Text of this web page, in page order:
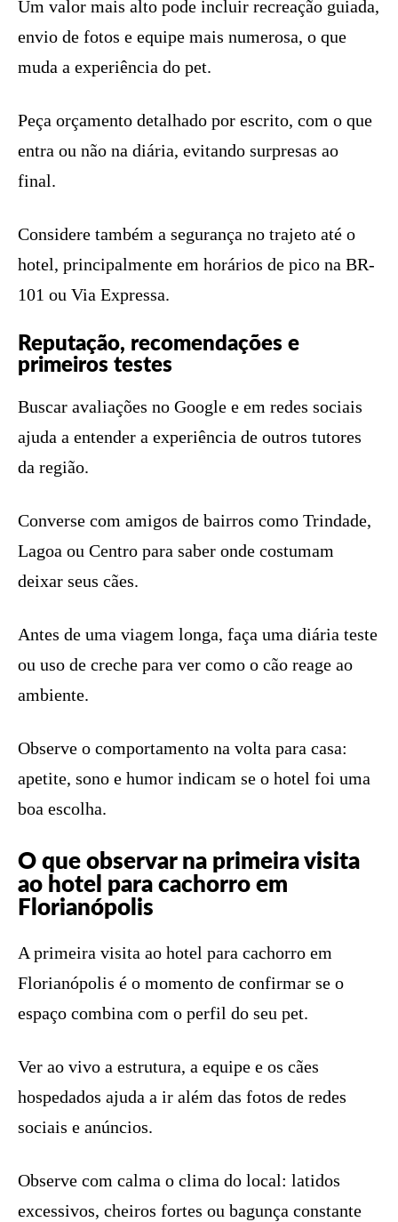
Um valor mais alto pode incluir recreação guiada,
envio de fotos e equipe mais numerosa, o que
muda a experiência do pet.
Peça orçamento detalhado por escrito, com o que
entra ou não na diária, evitando surpresas ao
final.
Considere também a segurança no trajeto até o
hotel, principalmente em horários de pico na BR-
101 ou Via Expressa.
Reputação, recomendações e
primeiros testes
Buscar avaliações no Google e em redes sociais
ajuda a entender a experiência de outros tutores
da região.
Converse com amigos de bairros como Trindade,
Lagoa ou Centro para saber onde costumam
deixar seus cães.
Antes de uma viagem longa, faça uma diária teste
ou uso de creche para ver como o cão reage ao
ambiente.
Observe o comportamento na volta para casa:
apetite, sono e humor indicam se o hotel foi uma
boa escolha.
O que observar na primeira visita
ao hotel para cachorro em
Florianópolis
A primeira visita ao hotel para cachorro em
Florianópolis é o momento de confirmar se o
espaço combina com o perfil do seu pet.
Ver ao vivo a estrutura, a equipe e os cães
hospedados ajuda a ir além das fotos de redes
sociais e anúncios.
Observe com calma o clima do local: latidos
excessivos, cheiros fortes ou bagunça constante